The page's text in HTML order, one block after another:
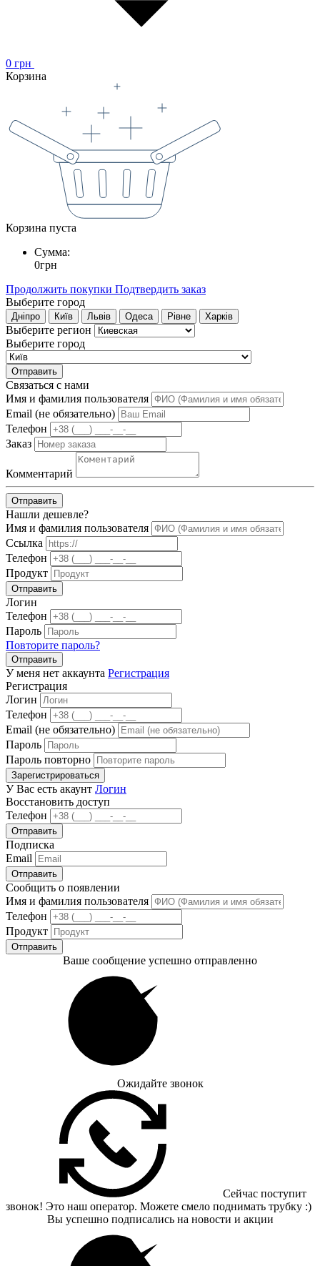
0 грн
Корзина
Корзина пуста
Сумма:
0грн
Продолжить покупки Подтвердить заказ
Выберите город
Дніпро Київ Львів Одеса Рівне Харків
Выберите регион
Выберите город
Отправить
Связаться с нами
Имя и фамилия пользователя
Email (не обязательно)
Телефон
Заказ
Комментарий
Отправить
Нашли дешевле?
Имя и фамилия пользователя
Ссылка
Телефон
Продукт
Отправить
Логин
Телефон
Пароль
Повторите пароль?
Отправить
У меня нет аккаунта Регистрация
Регистрация
Логин
Телефон
Email (не обязательно)
Пароль
Пароль повторно
Зарегистрироваться
У Вас есть акаунт Логин
Восстановить доступ
Телефон
Отправить
Подписка
Email
Отправить
Сообщить о появлении
Имя и фамилия пользователя
Телефон
Продукт
Отправить
Ваше сообщение успешно отправленно
Ожидайте звонок
Сейчас поступит
звонок! Это наш оператор. Можете смело поднимать трубку :)
Вы успешно подписались на новости и акции